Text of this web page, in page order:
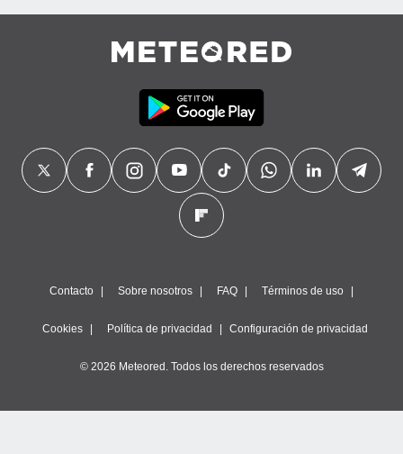
Contacto Sobre nosotros FAQ Términos de uso
Cookies Política de privacidad Configuración de privacidad
© 2026 Meteored. Todos los derechos reservados